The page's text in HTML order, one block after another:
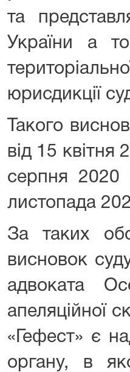
та
України а
юрисдикції
Такого
від 15
серпня
листопада
За таких
висновок суду
адвоката
апеляційної
«Гефест» є
органу, в